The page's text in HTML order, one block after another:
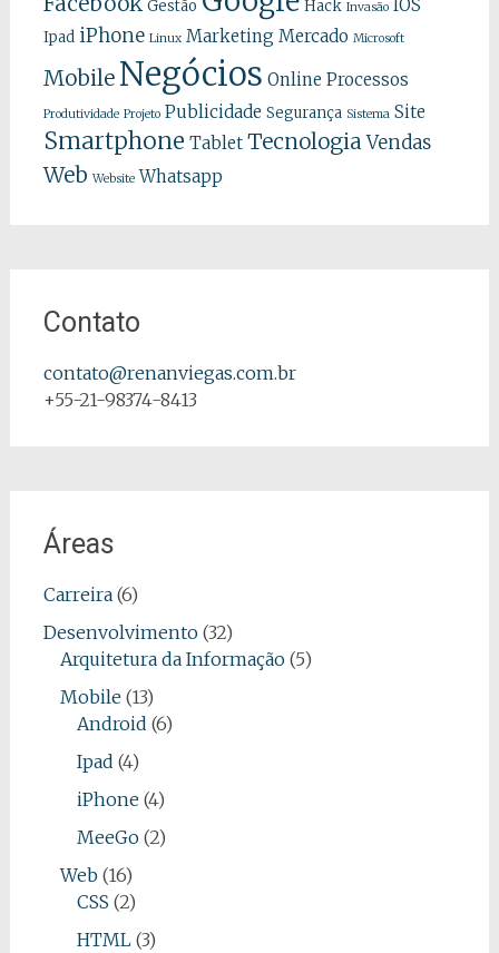
Gestão Hack Invasão IOS
Ipad iPhone Linux Marketing Mercado Microsoft
Mobile Negócios Online Processos
Produtividade Projeto Publicidade Segurança Sistema Site
Smartphone Tablet TecnologiaVendas
Web Website Whatsapp
Contato
contato@renanviegas.com.br
+55-21-98374-8413
Áreas
Carreira(6)
Desenvolvimento(32)
Arquitetura da Informação(5)
Mobile (13)
Android (6)
Ipad (4)
iPhone (4)
MeeGo(2)
Web (16)
CSS (2)
HTML(3)